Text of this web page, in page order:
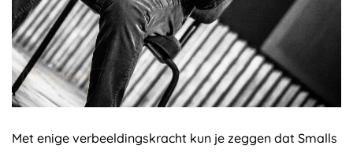
Met enige verbeeldingskracht kun je zeggen dat Smalls